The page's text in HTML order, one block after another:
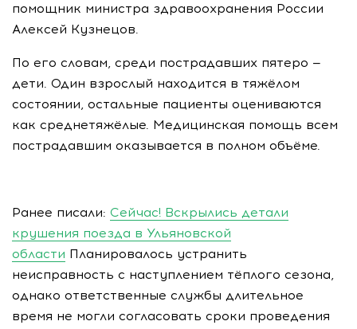
помощник министра здравоохранения России
Алексей Кузнецов.
По его словам, среди пострадавших пятеро —
дети. Один взрослый находится в тяжёлом
состоянии, остальные пациенты оцениваются
как среднетяжёлые. Медицинская помощь всем
пострадавшим оказывается в полном объёме.
Ранее писали: Сейчас! Вскрылись детали
крушения поезда в Ульяновской
области Планировалось устранить
неисправность с наступлением тёплого сезона,
однако ответственные службы длительное
время не могли согласовать сроки проведения